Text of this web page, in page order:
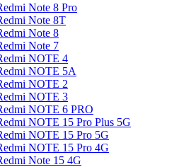
Note 8 Pro
Note 8T
Note 8
Note 7
NOTE 4
NOTE 5A
NOTE 2
NOTE 3
NOTE 6 PRO
NOTE 15 Pro Plus 5G
NOTE 15 Pro 5G
NOTE 15 Pro 4G
Note 15 4G